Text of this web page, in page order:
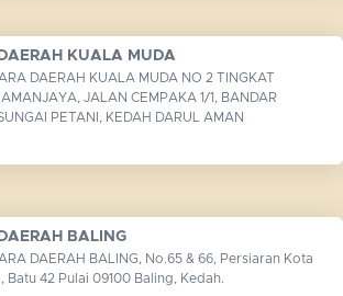
KUALA MUDA
DAERAH KUALA MUDA NO 2 TINGKAT
JALAN CEMPAKA 1/1, BANDAR
PETANI, KEDAH DARUL AMAN
BALING
DAERAH BALING, No.65 & 66, Persiaran Kota
Batu 42 Pulai 09100 Baling, Kedah.